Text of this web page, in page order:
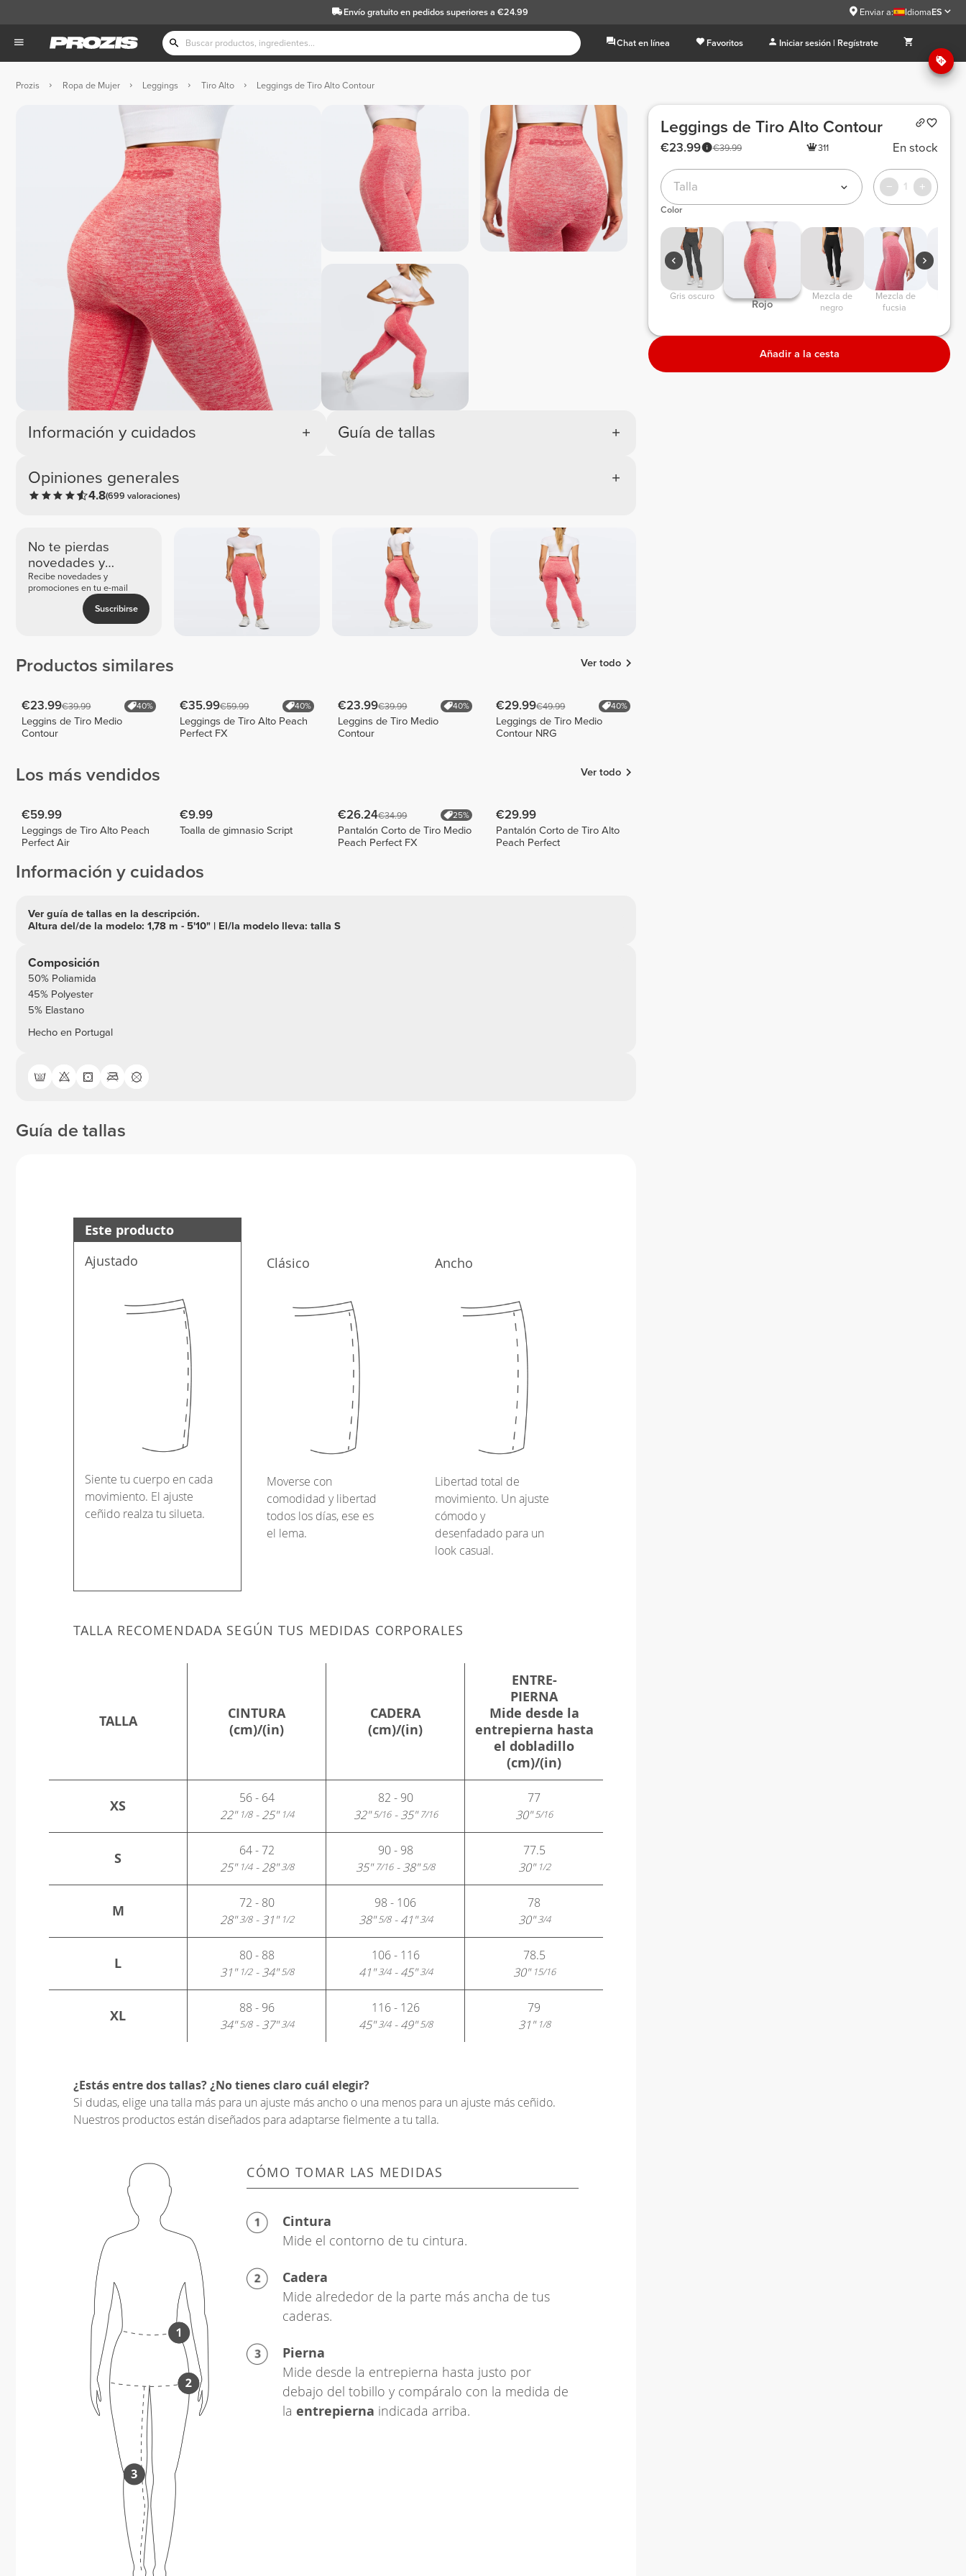
Envío gratuitoen pedidos superiores a €24.99 Enviar a: IdiomaES
Chat en línea Favoritos Iniciar sesión | Regístrate
Prozis Ropa de Mujer Leggings Tiro Alto Leggings de Tiro Alto Contour
Información y cuidados
Opiniones generales
4.8(699 valoraciones)
Guía de tallas
No te pierdas
novedades y
ofertas exclusivas
Recibe novedades y
promociones en tu e-mail
Suscribirse
Productos similares Ver todo
€23.99€39.99 40%
Leggins de Tiro Medio
Contour
€35.99€59.99 40%
Leggings de Tiro Alto Peach
Perfect FX
€23.99€39.99 40%
Leggins de Tiro Medio
Contour
€29.99€49.99 40%
Leggings de Tiro Medio
Contour NRG
Los más vendidos Ver todo
€59.99
Leggings de Tiro Alto Peach
Perfect Air
€9.99
Toalla de gimnasio Script
€26.24€34.99 25%
Pantalón Corto de Tiro Medio
Peach Perfect FX
€29.99
Pantalón Corto de Tiro Alto
Peach Perfect
Información y cuidados
Ver guía de tallas en la descripción.
Altura del/de la modelo: 1,78 m - 5'10" | El/la modelo lleva: talla S
Composición
50% Poliamida
45% Polyester
5% Elastano
Hecho en Portugal
Guía de tallas
Este producto
Ajustado
Siente tu cuerpo en cada
movimiento. El ajuste
ceñido realza tu silueta.
Clásico
Moverse con
comodidad y libertad
todos los días, ese es
el lema.
Ancho
Libertad total de
movimiento. Un ajuste
cómodo y
desenfadado para un
look casual.
TALLA RECOMENDADA SEGÚN TUS MEDIDAS CORPORALES
TALLA
CINTURA
(cm)/(in)
CADERA
(cm)/(in)
ENTRE-
PIERNA
Mide desde la
entrepierna hasta
el dobladillo
(cm)/(in)
XS
56 - 64
22"1/8- 25"1/4
82 - 90
32"5/16- 35"7/16
77
30"5/16
S
64 - 72
25"1/4- 28"3/8
90 - 98
35"7/16- 38"5/8
77.5
30"1/2
M
72 - 80
28"3/8- 31"1/2
98 - 106
38"5/8- 41"3/4
78
30"3/4
L
80 - 88
31"1/2- 34"5/8
106 - 116
41"3/4- 45"3/4
78.5
30"15/16
XL
88 - 96
34"5/8- 37"3/4
116 - 126
45"3/4- 49"5/8
79
31"1/8
¿Estás entre dos tallas? ¿No tienes claro cuál elegir?
Si dudas, elige una talla más para un ajuste más ancho o una menos para un ajuste más ceñido.
Nuestros productos están diseñados para adaptarse fielmente a tu talla.
CÓMO TOMAR LAS MEDIDAS
Cintura
Mide el contorno de tu cintura.
Cadera
Mide alrededor de la parte más ancha de tus
caderas.
Pierna
Mide desde la entrepierna hasta justo por
debajo del tobillo y compáralo con la medida de
la entrepierna indicada arriba.
Leggings de Tiro Alto Contour
€39.99
€23.99 311 En stock
Talla 1
Color
Gris oscuro
Rojo
negro
fucsia
Añadir a la cesta